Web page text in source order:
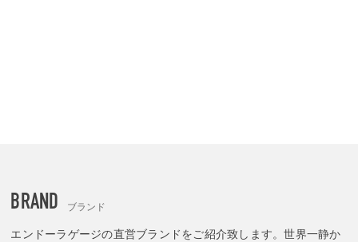
BRAND ブランド
エンドーラゲージの直営ブランドをご紹介致します。世界一静か